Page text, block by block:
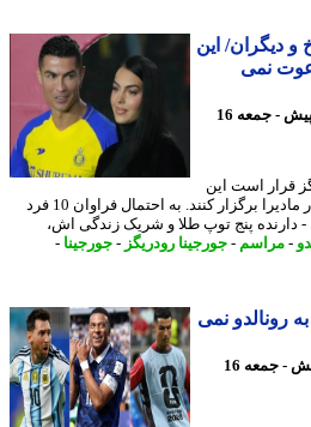
این
نمی
6 ساعت پیش - جمعه 16
است این
آخر هفته مراسم عروسی خود را در مادیرا برگزار کنند. به احتمال فراوان 10 فرد
پنج توپ طلا و شریک زندگی اش،
-جورجینا رودریگز-جورجینا -
نمی
8 ساعت پیش - جمعه 16